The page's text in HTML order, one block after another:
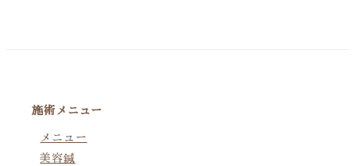
施術メニュー
メニュー
美容鍼